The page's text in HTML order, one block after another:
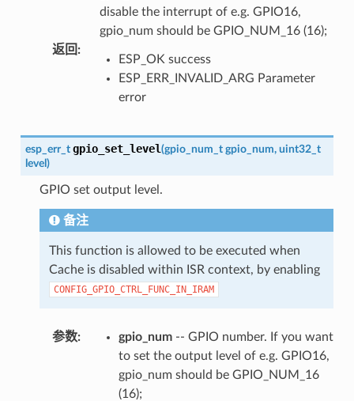
disable the interrupt of e.g. GPIO16,
gpio_num should be GPIO_NUM_16 (16);
返回 :
ESP_OK success
ESP_ERR_INVALID_ARG Parameter
error
esp_err_t gpio_set_level(gpio_num_t gpio_num, uint32_t
level )
GPIO set output level.
备注
This function is allowed to be executed when
Cache is disabled within ISR context, by enabling
CONFIG_GPIO_CTRL_FUNC_IN_IRAM
参数: gpio_num-- GPIO number. If you want
to set the output level of e.g. GPIO16,
gpio_num should be GPIO_NUM_16
(16);